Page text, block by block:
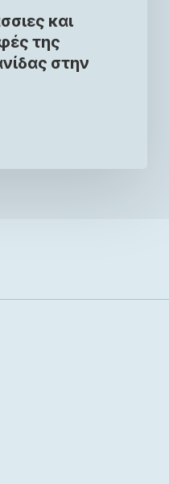
και
της
στην